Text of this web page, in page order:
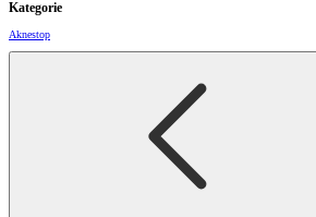
Kategorie
Aknestop